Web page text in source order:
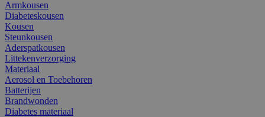
Armkousen
Diabeteskousen
Kousen
Steunkousen
Aderspatkousen
Littekenverzorging
Materiaal
Aerosol en Toebehoren
Batterijen
Brandwonden
Diabetes materiaal